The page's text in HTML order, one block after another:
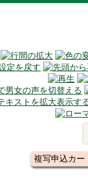
複写申込カー